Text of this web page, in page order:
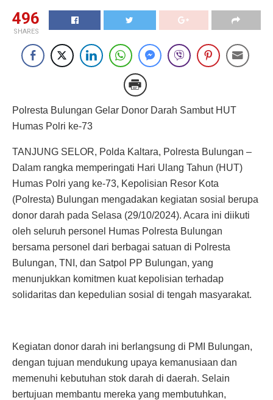
496
SHARES
Polresta Bulungan Gelar Donor Darah Sambut HUT
Humas Polri ke-73
TANJUNG SELOR, Polda Kaltara, Polresta Bulungan –
Dalam rangka memperingati Hari Ulang Tahun (HUT)
Humas Polri yang ke-73, Kepolisian Resor Kota
(Polresta) Bulungan mengadakan kegiatan sosial berupa
donor darah pada Selasa (29/10/2024). Acara ini diikuti
oleh seluruh personel Humas Polresta Bulungan
bersama personel dari berbagai satuan di Polresta
Bulungan, TNI, dan Satpol PP Bulungan, yang
menunjukkan komitmen kuat kepolisian terhadap
solidaritas dan kepedulian sosial di tengah masyarakat.
Kegiatan donor darah ini berlangsung di PMI Bulungan,
dengan tujuan mendukung upaya kemanusiaan dan
memenuhi kebutuhan stok darah di daerah. Selain
bertujuan membantu mereka yang membutuhkan,